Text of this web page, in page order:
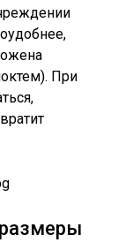
При